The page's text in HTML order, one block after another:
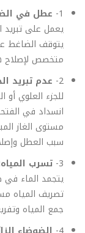
1- عطل في
يعمل على تبريد
يتوقف الضاغط
متخصص لإصلاح
2- عدم تبريد
للجزء العلوي
انسداد في
مستوى الغاز
سبب العطل
3- تسرب المياه
يتجمد الماء
تصريف المياه
جمع المياه